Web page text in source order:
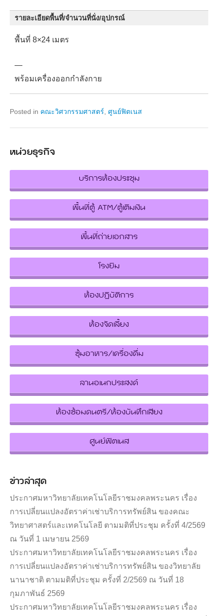
รายละเอียดพื้นที่/จำนวนที่นั่ง/อุปกรณ์
พื้นที่ 8×24 เมตร
—
พร้อมเครื่องออกกำลังกาย
Posted in คณะวิศวกรรมศาสตร์ ศูนย์ฟิตเนส
หน่วยธุรกิจ
บริการห้องประชุม
พื้นที่ตู้ ATM/ตู้เติมเงิน
พื้นที่ถ่ายเอกสาร
โรงยิม
ห้องปฏิบัติการ
ห้องจัดเลี้ยง
ซุ้มอาหาร/เครื่องดื่ม
ลานอเนกประสงค์
ห้องซ้อมดนตรี/ห้องบันทึกเสียง
ศูนย์ฟิตเนส
ข่าวล่าสุด
ประกาศมหาวิทยาลัยเทคโนโลยีราชมงคลพระนคร เรื่อง
การเปลี่ยนแปลงอัตราค่าเช่าบริการทรัพย์สิน ของคณะ
วิทยาศาสตร์และเทคโนโลยี ตามมติที่ประชุม ครั้งที่ 4/2569
ณ วันที่ 1 เมษายน 2569
ประกาศมหาวิทยาลัยเทคโนโลยีราชมงคลพระนคร เรื่อง
การเปลี่ยนแปลงอัตราค่าเช่าบริการทรัพย์สิน ของวิทยาลัย
นานาชาติ ตามมติที่ประชุม ครั้งที่ 2/2569 ณ วันที่ 18
กุมภาพันธ์ 2569
ประกาศมหาวิทยาลัยเทคโนโลยีราชมงคลพระนคร เรื่อง